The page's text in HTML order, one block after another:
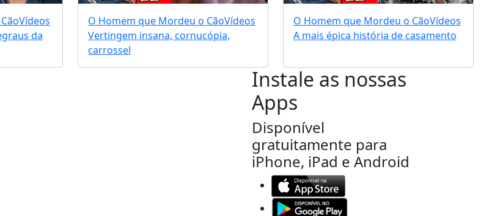
Vídeos
da
O Homem que Mordeu o CãoVídeos
Vertingem insana, cornucópia,
carrossel
O Homem que Mordeu o CãoVídeos
A mais épica história de casamento
Instale as nossas
Apps
Disponível
gratuitamente para
iPhone, iPad e Android